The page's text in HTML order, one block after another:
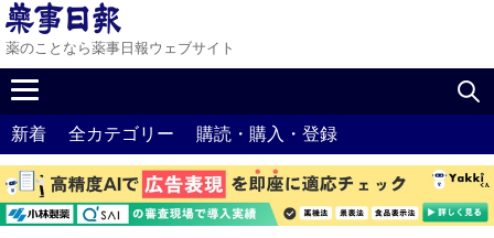
薬のことなら薬事日報ウェブサイト
新着 全カテゴリー 購読・購入・登録